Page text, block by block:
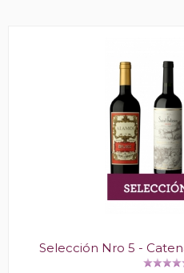
Selección Nro 5 -